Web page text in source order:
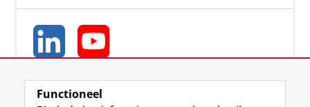
Functioneel